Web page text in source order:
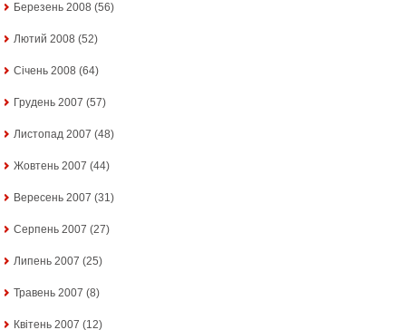
Березень 2008 (56)
Лютий 2008 (52)
Січень 2008 (64)
Грудень 2007 (57)
Листопад 2007 (48)
Жовтень 2007 (44)
Вересень 2007 (31)
Серпень 2007 (27)
Липень 2007 (25)
Травень 2007 (8)
Квітень 2007 (12)